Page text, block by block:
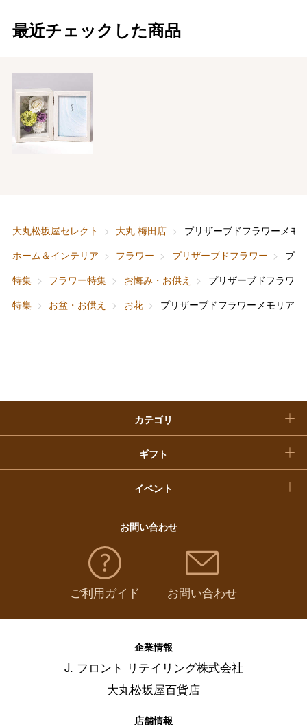
最近チェックした商品
大丸松坂屋セレクト 大丸 梅田店
プリザーブドフラワーメモ
ホーム＆インテリア
フラワー プリザーブドフラワー
プ
特集
フラワー特集 お悔み・お供え
プリザーブドフラワ
特集
お盆・お供え お花 プリザーブドフラワーメモリア
カテゴリ
ホーム＆インテリア
ベビー＆キッズ
ギフト
結婚内祝い
お香典返し
快気祝い
イベント
バレンタインチョコレート
お中元
敬老の日
福袋
お問い合わせ
ご利用ガイド お問い合わせ
企業情報
J. フロント リテイリング株式会社
大丸松坂屋百貨店
店舗情報